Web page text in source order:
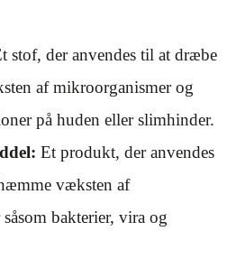
stof, der anvendes til at dræbe
af mikroorganismer og
på huden eller slimhinder.
Et produkt, der anvendes
væksten af
bakterier, vira og